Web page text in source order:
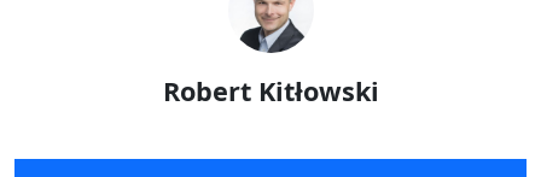
Robert Kitłowski